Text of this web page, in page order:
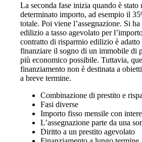
La seconda fase inizia quando è stato
determinato importo, ad esempio il
totale. Poi viene l’assegnazione. Si
edilizio a tasso agevolato per
contratto di risparmio edilizio è
finanziare il sogno di un immobile di
più economico possibile. Tuttavia,
finanziamento non è destinata a
a breve termine.
Combinazione di prestito e
Fasi diverse
Importo fisso mensile con
L’assegnazione parte da una
Diritto a un prestito agevolato